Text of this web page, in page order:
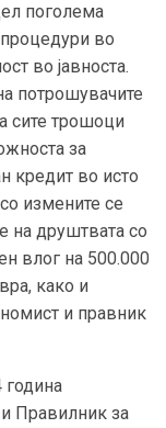
поголема
процедури во
во јавноста.
потрошувачите
сите трошоци
за
кредит во исто
измените се
на друштвата со
влог на 500.000
како и
и правник
година
Правилник за